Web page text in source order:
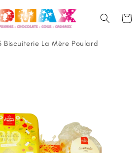
Panier
Biscuiterie La Mère Poulard